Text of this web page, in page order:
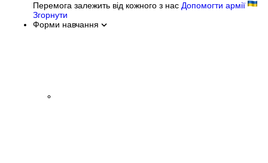
Перемога залежить від кожного з нас Допомогти армії
Згорнути
Форми навчання